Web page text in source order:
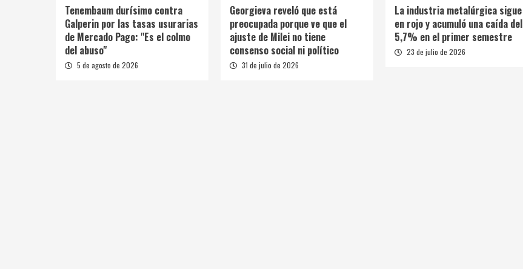
Tenembaum durísimo contra
Galperin por las tasas usurarias
de Mercado Pago: "Es el colmo
del abuso"
5 de agosto de 2026
Georgieva reveló que está
preocupada porque ve que el
ajuste de Milei no tiene
consenso social ni político
31 de julio de 2026
La industria metalúrgica sigue
en rojo y acumuló una caída del
5,7% en el primer semestre
23 de julio de 2026